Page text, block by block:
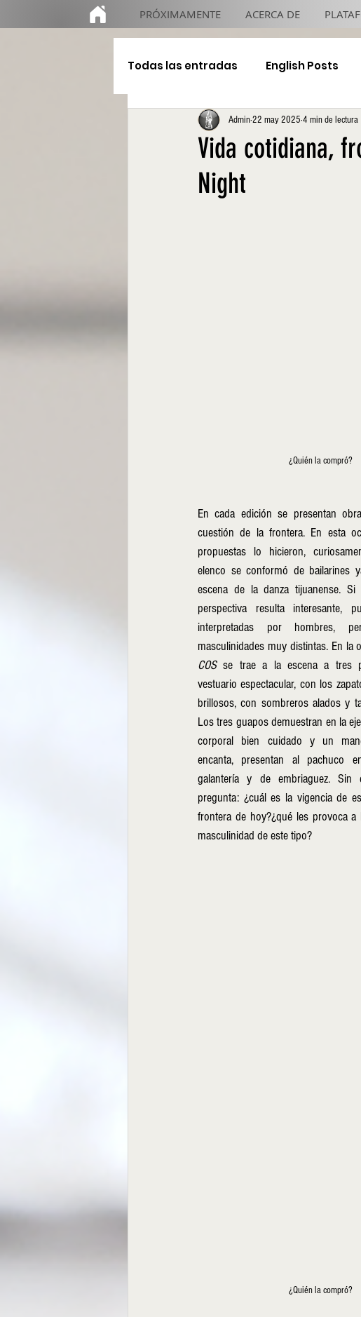
PRÓXIMAMENTE ACERCA DE
Todas las entradas English Posts
Educación De gira 4x4 TJ
Vida cotidiana,
Night
Admin22 may 2025 4 min de lectura
¿Quién la compró?
En cada edición se presentan
cuestión de la frontera. En esta
propuestas lo hicieron,
elenco se conformó de bailarines
escena de la danza tijuanense.
perspectiva resulta interesante,
interpretadas por hombres,
masculinidades muy distintas. En la
COS se trae a la escena a tres
vestuario espectacular, con los
brillosos, con sombreros alados y
Los tres guapos demuestran en la
corporal bien cuidado y un
encanta, presentan al pachuco
galantería y de embriaguez. Sin
pregunta: ¿cuál es la vigencia de
frontera de hoy?¿qué les provoca
masculinidad de este tipo?
¿Quién la compró?